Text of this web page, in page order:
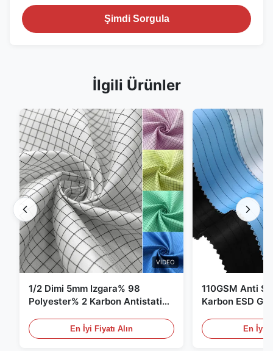
Şimdi Sorgula
İlgili Ürünler
VIDEO
1/2 Dimi 5mm Izgara% 98
Polyester% 2 Karbon Antistatik
En İyi Fiyatı Alın
110GSM Anti
Karbon ESD
En İyi